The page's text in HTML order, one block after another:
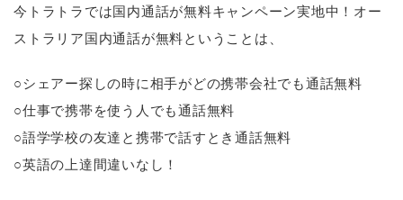
今トラトラでは国内通話が無料キャンペーン実地中！オー
ストラリア国内通話が無料ということは、
○シェアー探しの時に相手がどの携帯会社でも通話無料
○仕事で携帯を使う人でも通話無料
○語学学校の友達と携帯で話すとき通話無料
○英語の上達間違いなし！